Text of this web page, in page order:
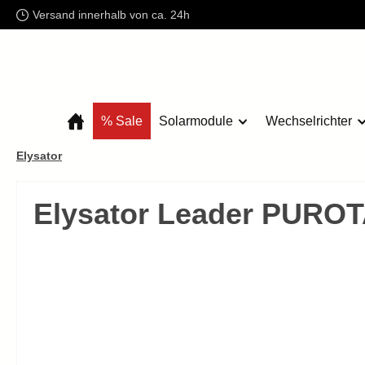
Hauptinhalt springen
Zur Suche springen
Zur Hauptnavigation springen
Versand innerhalb von ca. 24h
% Sale Solarmodule Wechselrichter
Elysator
Elysator Leader